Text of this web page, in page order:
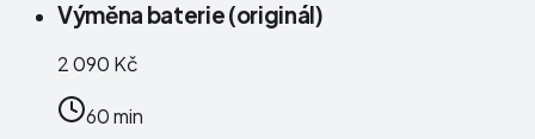
Výměna baterie (originál)
2 090 Kč
60 min